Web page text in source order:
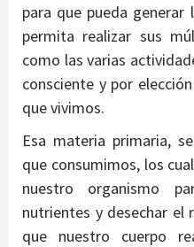
para que pueda
permita realizar sus
como las varias
consciente y por
que vivimos.
Esa materia primaria,
que consumimos, los
nuestro organismo
nutrientes y desechar el
que nuestro cuerpo